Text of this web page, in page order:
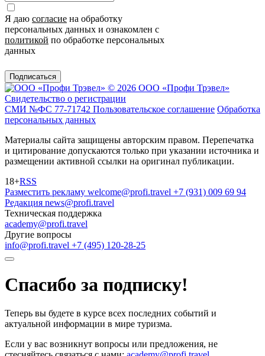
Я даю согласие на обработку
персональных данных и ознакомлен с
политикой по обработке персональных
данных
Подписаться
© 2026 ООО «Профи Трэвeл»
Свидетельство о регистрации
СМИ №ФС 77-71742 Пользовательское соглашение Обработка
персональных данных
Материалы сайта защищены авторским правом. Перепечатка
и цитирование допускаются только при указании источника и
размещении активной ссылки на оригинал публикации.
18+RSS
Разместить рекламу welcome@profi.travel +7 (931) 009 69 94
Редакция news@profi.travel
Техническая поддержка
academy@profi.travel
Другие вопросы
info@profi.travel +7 (495) 120-28-25
Спасибо за подписку!
Теперь вы будете в курсе всех последних событий и
актуальной информации в мире туризма.
Если у вас возникнут вопросы или предложения, не